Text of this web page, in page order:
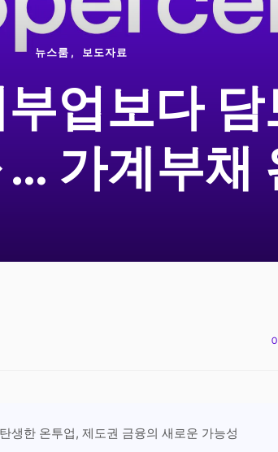
뉴스룸 보도자료
업보다 담
가계부채
생한 온투업, 제도권 금융의 새로운 가능성